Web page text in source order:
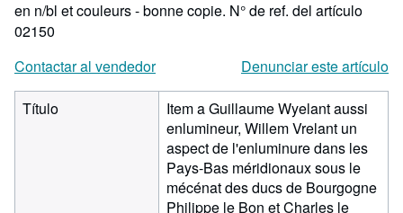
en n/bl et couleurs - bonne copie. N° de ref. del artículo
02150
Contactar al vendedor
Denunciar este artículo
Título
Item a Guillaume Wyelant aussi
enlumineur, Willem Vrelant un
aspect de l'enluminure dans les
Pays-Bas méridionaux sous le
mécénat des ducs de Bourgogne
Philippe le Bon et Charles le